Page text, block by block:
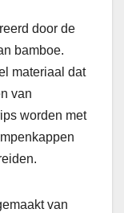
door de
bamboe.
materiaal dat
van
worden met
van